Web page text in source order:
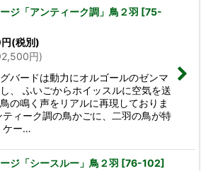
ジ「アンティーク調」鳥２羽 [75-
円(税別)
円)
バードは動力にオルゴールのゼンマ
、 ふいごからホイッスルに空気を送
の鳴く声をリアルに再現しておりま
ティーク調の鳥かごに、二羽の鳥が特
ケー…
ジ「シースルー」鳥２羽 [76-102]